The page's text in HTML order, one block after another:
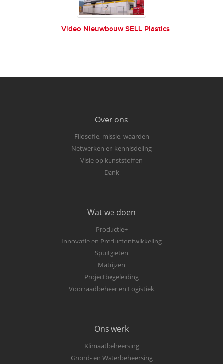
Video Nieuwbouw SELL Plastics
Over ons
Filosofie, missie, waarden
Netwerken en kennisdeling
Visie op kunststoffen
Dank
Wat we doen
Productie+
Innovatie en Productontwikkeling
Spuitgieten
Matrijzen
Projectbegeleiding
Voorraadbeheer en Logistiek
Ons werk
Klimaatbeheersing
Grond- en Waterbeheersing